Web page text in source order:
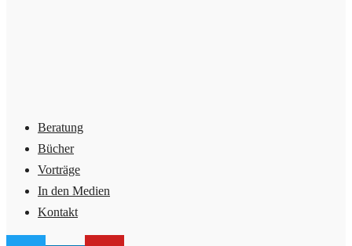
Beratung
Bücher
Vorträge
In den Medien
Kontakt